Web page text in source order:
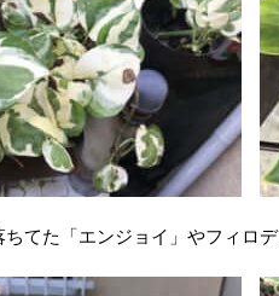
てた「エンジョイ」やフィロ